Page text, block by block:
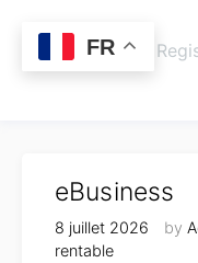
content
CartLogin /
eBusiness
8 juillet 2026 by
rentable
FR